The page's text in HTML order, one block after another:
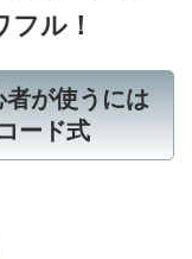
ル！
が使うには
ード式